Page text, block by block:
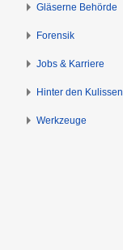
Gläserne Behörde
Forensik
Jobs & Karriere
Hinter den Kulissen
Werkzeuge